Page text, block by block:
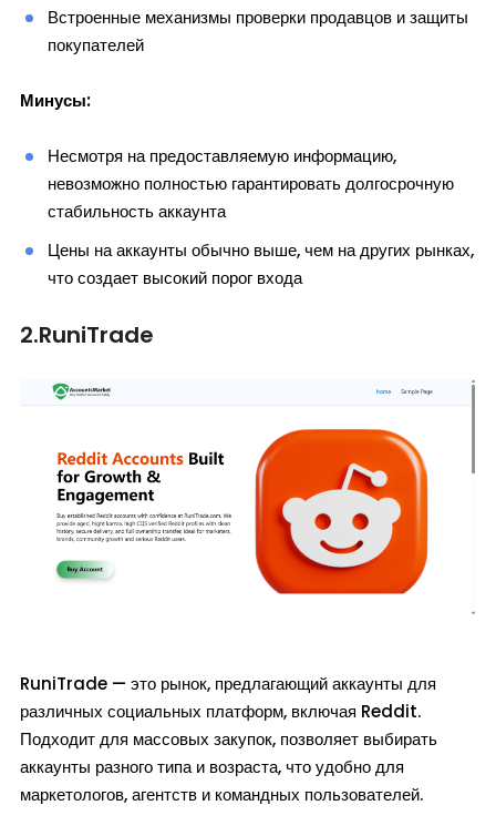
Встроенные механизмы проверки продавцов и защиты
покупателей
Минусы:
Несмотря на предоставляемую информацию,
невозможно полностью гарантировать долгосрочную
стабильность аккаунта
Цены на аккаунты обычно выше, чем на других рынках,
что создает высокий порог входа
2.RuniTrade
RuniTrade — это рынок, предлагающий аккаунты для
различных социальных платформ, включая Reddit.
Подходит для массовых закупок, позволяет выбирать
аккаунты разного типа и возраста, что удобно для
маркетологов, агентств и командных пользователей.